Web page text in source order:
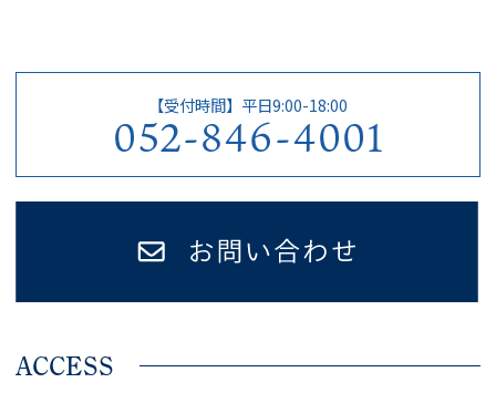
【受付時間】平日9:00-18:00
052-846-4001
ACCESS